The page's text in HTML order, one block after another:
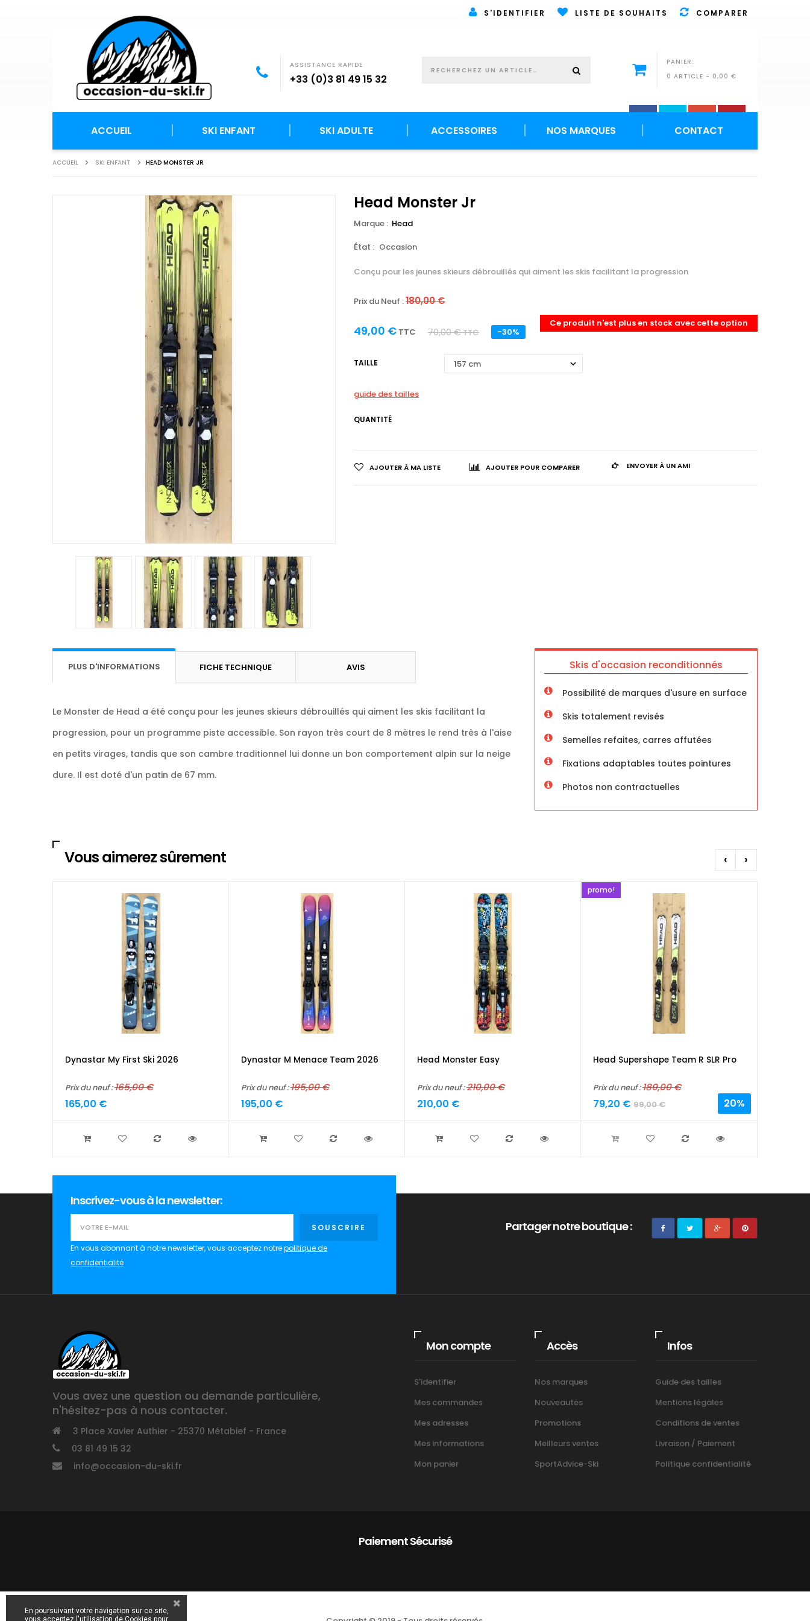
S'IDENTIFIER LISTE DE SOUHAITS COMPARER
ASSISTANCE RAPIDE
+33 (0)3 81 49 15 32
PANIER:
0 ARTICLE - 0,00 €
ACCUEIL SKI ENFANT SKI ADULTE ACCESSOIRES NOS MARQUES CONTACT
ACCUEIL SKI ENFANT HEAD MONSTER JR
Head Monster Jr
Marque : Head
État : Occasion
Conçu pour les jeunes skieurs débrouillés qui aiment les skis facilitant la progression
Prix du Neuf :180,00 €
Ce produit n'est plus en stock avec cette option
49,00 € TTC 70,00 €TTC -30%
TAILLE
guide des tailles
QUANTITÉ
AJOUTER À MA LISTE AJOUTER POUR COMPARER ENVOYER À UN AMI
PLUS D'INFORMATIONS FICHE TECHNIQUE AVIS
Le Monster de Head a été conçu pour les jeunes skieurs débrouillés qui aiment les skis facilitant la
progression, pour un programme piste accessible. Son rayon très court de 8 mètres le rend très à l'aise
en petits virages, tandis que son cambre traditionnel lui donne un bon comportement alpin sur la neige
dure. Il est doté d'un patin de 67 mm.
Skis d'occasion reconditionnés
Possibilité de marques d'usure en surface
Skis totalement revisés
Semelles refaites, carres affutées
Fixations adaptables toutes pointures
Photos non contractuelles
Vous aimerez sûrement ‹ ›
Dynastar My First Ski 2026
Prix du neuf :165,00 €
165,00 €
Dynastar M Menace Team 2026
Prix du neuf :195,00 €
195,00 €
Head Monster Easy
Prix du neuf :210,00 €
210,00 €
promo!
Head Supershape Team R SLR Pro
Prix du neuf :180,00 €
79,20 € 99,00 € 20%
Inscrivez-vous à la newsletter:
SOUSCRIRE
En vous abonnant à notre newsletter, vous acceptez notrepolitique de
confidentialité
Partager notre boutique :
Vous avez une question ou demande particulière,
n'hésitez-pas à nous contacter.
3 Place Xavier Authier - 25370 Métabief - France
03 81 49 15 32
info@occasion-du-ski.fr
Mon compte
S'identifier
Mes commandes
Mes adresses
Mes informations
Mon panier
Accès
Nos marques
Nouveautés
Promotions
Meilleurs ventes
SportAdvice-Ski
Infos
Guide des tailles
Mentions légales
Conditions de ventes
Livraison / Paiement
Politique confidentialité
Paiement Sécurisé
En poursuivant votre navigation sur ce site,
vous acceptez l'utilisation de Cookies pour